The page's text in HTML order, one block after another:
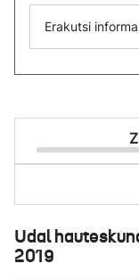
Erakutsi
Udal
2019